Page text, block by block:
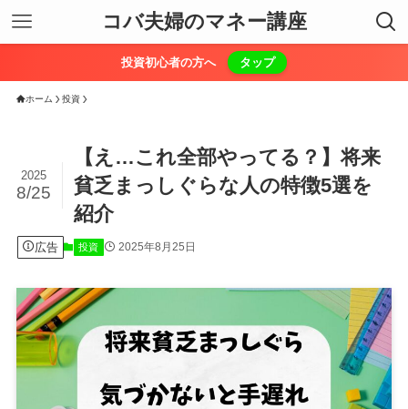
コバ夫婦のマネー講座
投資初心者の方へ タップ
ホーム 投資
【え…これ全部やってる？】将来
貧乏まっしぐらな人の特徴5選を
紹介
2025
8/25
広告 投資 2025年8月25日